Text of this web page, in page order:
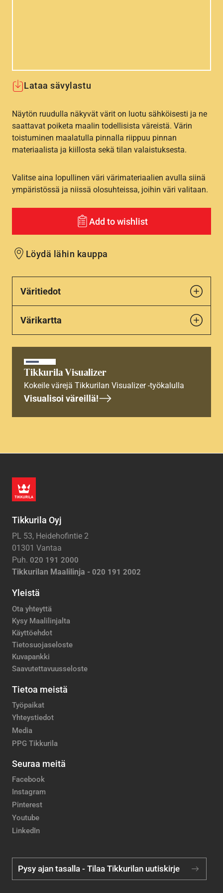
Lataa sävylastu
Näytön ruudulla näkyvät värit on luotu sähköisesti ja ne
saattavat poiketa maalin todellisista väreistä. Värin
toistuminen maalatulla pinnalla riippuu pinnan
materiaalista ja kiillosta sekä tilan valaistuksesta.
Valitse aina lopullinen väri värimateriaalien avulla siinä
ympäristössä ja niissä olosuhteissa, joihin väri valitaan.
Add to wishlist
Löydä lähin kauppa
Väritiedot
Värikartta
Tikkurila Visualizer
Kokeile värejä Tikkurilan Visualizer -työkalulla
Visualisoi väreillä!
Tikkurila Oyj
PL 53, Heidehofintie 2
01301 Vantaa
Puh. 020 191 2000
Tikkurilan Maalilinja - 020 191 2002
Yleistä
Ota yhteyttä
Kysy Maalilinjalta
Käyttöehdot
Tietosuojaseloste
Kuvapankki
Saavutettavuusseloste
Tietoa meistä
Työpaikat
Yhteystiedot
Media
PPG Tikkurila
Seuraa meitä
Facebook
Instagram
Pinterest
Youtube
LinkedIn
Pysy ajan tasalla - Tilaa Tikkurilan uutiskirje